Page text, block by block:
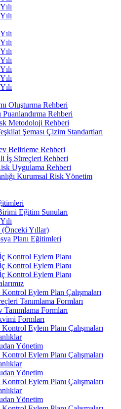
Oluşturma Rehberi
Puanlandırma Rehberi
Metodoloji Rehberi
Şeması Çizim Standartları
Belirleme Rehberi
İş Süreçleri Rehberi
Uygulama Rehberi
Kurumsal Risk Yönetim
Eğitim Sunuları
Yıllar)
Planı Eğitimleri
Kontrol Eylem Planı
Kontrol Eylem Planı
Kontrol Eylem Planı
Kontrol Eylem Plan Çalışmaları
Tanımlama Formları
Tanımlama Formları
Formları
Kontrol Eylem Planı Çalışmaları
Yönetim
Kontrol Eylem Planı Çalışmaları
Yönetim
Kontrol Eylem Planı Çalışmaları
Yönetim